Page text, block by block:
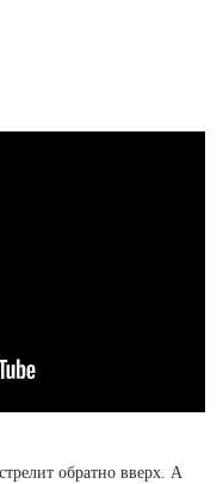
обратно вверх. А